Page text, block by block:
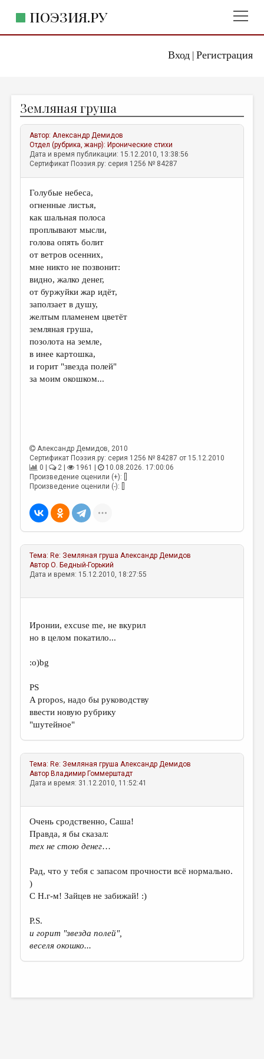
Вход| Регистрация
ПОЭЗИЯ.РУ
ЖАНРЫ
АВТОРЫ
КОММЕНТАРИИ
ЛИТСАЛОН
НОВОСТИ
ПРАВИЛА САЙТА
ОТДЕЛЫ И РУБРИКИ
ИЗБРАННОЕ
ДАЙДЖЕСТ
ПРОИЗВЕДЕНИЯ
ПЕРЕВОДЫ
КОНКУРСЫ
ДЕТСКАЯ КОМНАТА
КНИЖНАЯ ПОЛКА
ОБЪЯВЛЕНИЯ
КОЛОНКА РЕДАКТОРА
РЕДКОЛЛЕГИЯ
ОТ РЕДАКЦИИ
МАЛАЯ ПРОЗА
ЭССЕИСТИКА
ЛИТЕРАТУРОВЕДЕНИЕ
КУЛЬТУРОВЕДЕНИЕ
РЕЦЕНЗИРОВАНИЕ
ЦИКЛЫ ПУБЛИКАЦИЙ
МЕДИА
ВКОНТАКТЕ
Земляная груша
Автор:Александр Демидов
Отдел (рубрика, жанр): Иронические стихи
Дата и время публикации: 15.12.2010, 13:38:56
Сертификат Поэзия.ру: серия 1256 № 84287
Голубые небеса,
огненные листья,
как шальная полоса
проплывают мысли,
голова опять болит
от ветров осенних,
мне никто не позвонит:
видно, жалко денег,
от буржуйки жар идёт,
заползает в душу,
желтым пламенем цветёт
земляная груша,
позолота на земле,
в инее картошка,
и горит "звезда полей"
за моим окошком...
Александр Демидов, 2010
Сертификат Поэзия.ру: серия 1256 № 84287 от 15.12.2010
0 |
2 | 1961 |
10.08.2026. 17:00:06
Произведение оценили (+): []
Произведение оценили (-): []
Тема: Re: Земляная груша Александр Демидов
АвторО. Бедный-Горький
Дата и время: 15.12.2010, 18:27:55
Иронии, excuse me, не вкурил
но в целом покатило...
:о)bg
PS
A propos, надо бы руководству
ввести новую рубрику
"шутейное"
Тема: Re: Земляная груша Александр Демидов
Автор Владимир Гоммерштадт
Дата и время: 31.12.2010, 11:52:41
Очень сродственно, Саша!
Правда, я бы сказал:
тех не стою денег…
Рад, что у тебя с запасом прочности всё нормально.
)
С Н.г-м! Зайцев не забижай! :)
P.S.
и горит "звезда полей",
веселя окошко...